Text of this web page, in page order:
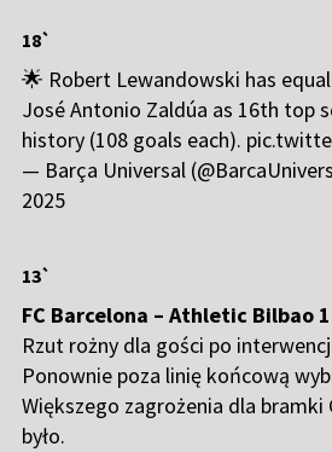
18`
🌟 Robert Lewandowski has
José Antonio Zaldúa as 16th top
history (108 goals each).
— Barça Universal
2025
13`
FC Barcelona – Athletic Bilbao
Rzut rożny dla gości po
Ponownie poza linię końcową
Większego zagrożenia dla bramki
było.